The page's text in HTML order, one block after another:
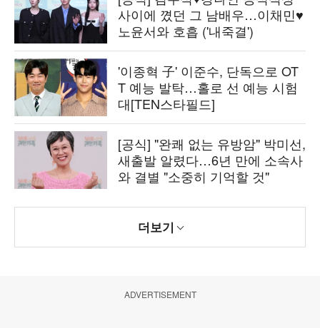
사이에 꼈던 그 남배우…이채민♥
노윤서와 호흡 ('내죽결')
'이종혁 子' 이준수, 단독으로 OT
T 예능 발탁…홀로 선 예능 시험
대[TEN스타필드]
[공식] "완쾌 없는 유방암" 박미선,
새출발 알렸다…6년 만에 소속사
와 결별 "소중히 기억할 것"
더보기
ADVERTISEMENT